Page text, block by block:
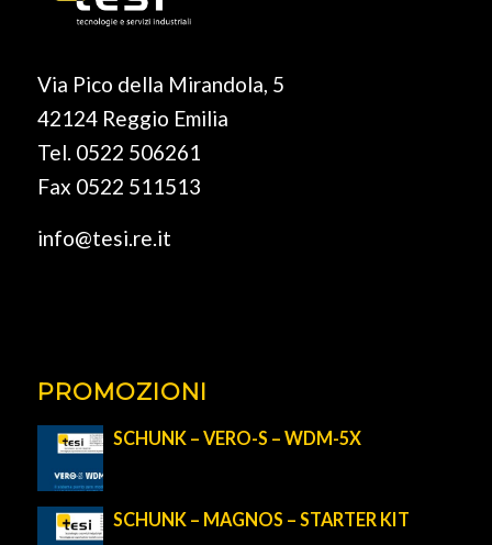
Via Pico della Mirandola, 5
42124 Reggio Emilia
Tel. 0522 506261
Fax 0522 511513
info@tesi.re.it
PROMOZIONI
SCHUNK – VERO-S – WDM-5X
SCHUNK – MAGNOS – STARTER KIT